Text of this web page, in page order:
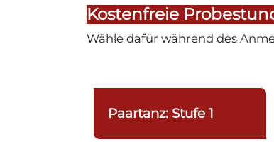
Kostenfreie
Wähle dafür während des
Paartanz: Stufe 1